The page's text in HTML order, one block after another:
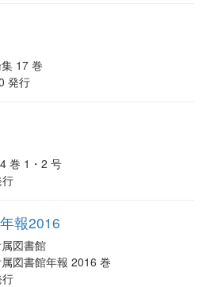
17 巻
発行
巻 1・2 号
報2016
図書館
図書館年報 2016 巻